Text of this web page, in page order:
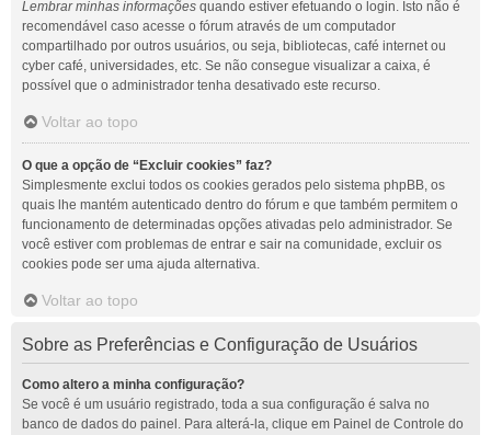
Lembrar minhas informações quando estiver efetuando o login. Isto não é
recomendável caso acesse o fórum através de um computador
compartilhado por outros usuários, ou seja, bibliotecas, café internet ou
cyber café, universidades, etc. Se não consegue visualizar a caixa, é
possível que o administrador tenha desativado este recurso.
Voltar ao topo
O que a opção de “Excluir cookies” faz?
Simplesmente exclui todos os cookies gerados pelo sistema phpBB, os
quais lhe mantém autenticado dentro do fórum e que também permitem o
funcionamento de determinadas opções ativadas pelo administrador. Se
você estiver com problemas de entrar e sair na comunidade, excluir os
cookies pode ser uma ajuda alternativa.
Voltar ao topo
Sobre as Preferências e Configuração de Usuários
Como altero a minha configuração?
Se você é um usuário registrado, toda a sua configuração é salva no
banco de dados do painel. Para alterá-la, clique em Painel de Controle do